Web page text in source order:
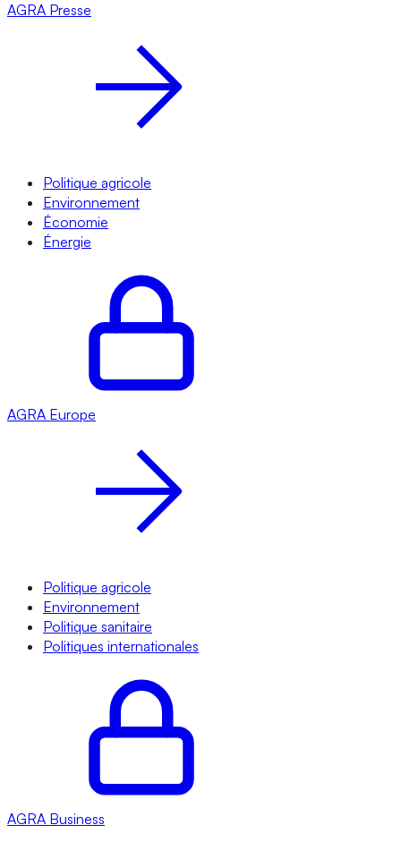
AGRA Presse
Politique agricole
Environnement
Économie
Énergie
AGRA Europe
Politique agricole
Environnement
Politique sanitaire
Politiques internationales
AGRA Business